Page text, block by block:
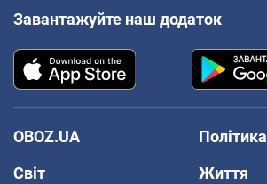
Завантажуйте наш додаток
OBOZ.UA
Політика
Світ
Життя